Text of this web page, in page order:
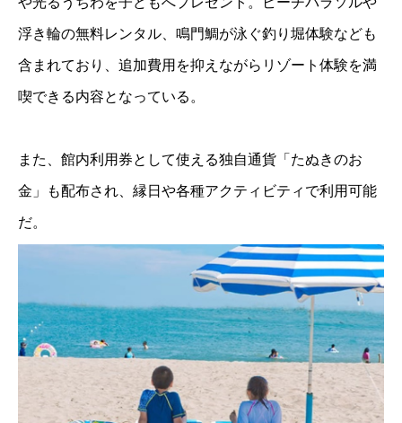
浮き輪の無料レンタル、鳴門鯛が泳ぐ釣り堀体験なども
含まれており、追加費用を抑えながらリゾート体験を満
喫できる内容となっている。
また、館内利用券として使える独自通貨「たぬきのお
金」も配布され、縁日や各種アクティビティで利用可能
だ。